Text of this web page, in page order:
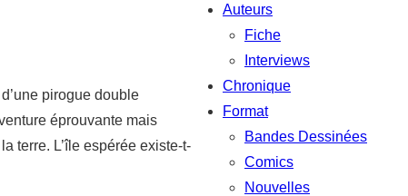
pirogue double
éprouvante mais
terre. L’île espérée existe-t-
Auteurs
Fiche
Interviews
Chronique
Format
Bandes Dessinées
Comics
Nouvelles